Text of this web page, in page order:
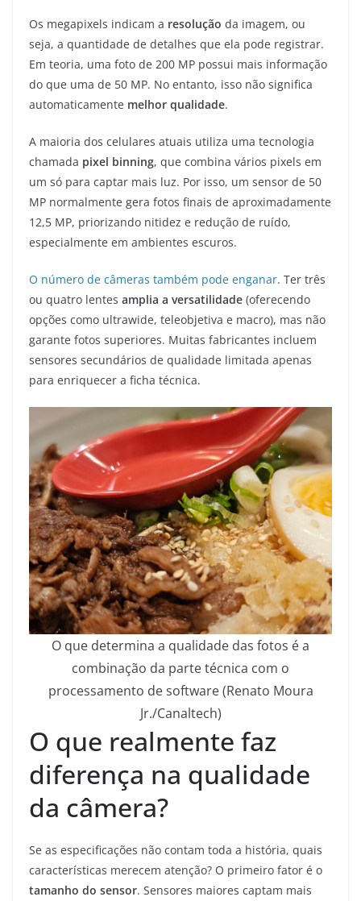
Os megapixels indicam a resolução da imagem, ou
seja, a quantidade de detalhes que ela pode registrar.
Em teoria, uma foto de 200 MP possui mais informação
do que uma de 50 MP. No entanto, isso não significa
automaticamente melhor qualidade.
A maioria dos celulares atuais utiliza uma tecnologia
chamada pixel binning, que combina vários pixels em
um só para captar mais luz. Por isso, um sensor de 50
MP normalmente gera fotos finais de aproximadamente
12,5 MP, priorizando nitidez e redução de ruído,
especialmente em ambientes escuros.
O número de câmeras também pode enganar. Ter três
ou quatro lentes amplia a versatilidade (oferecendo
opções como ultrawide, teleobjetiva e macro), mas não
garante fotos superiores. Muitas fabricantes incluem
sensores secundários de qualidade limitada apenas
para enriquecer a ficha técnica.
O que determina a qualidade das fotos é a
combinação da parte técnica com o
processamento de software (Renato Moura
Jr./Canaltech)
O que realmente faz
diferença na qualidade
da câmera?
Se as especificações não contam toda a história, quais
características merecem atenção? O primeiro fator é o
tamanho do sensor. Sensores maiores captam mais